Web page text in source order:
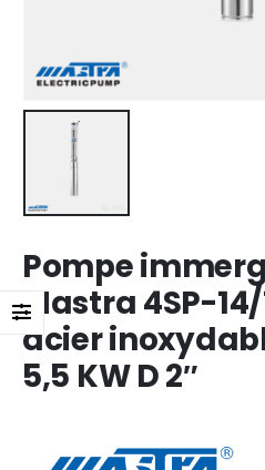
Pompe
Mastra 4SP-14/
acier
5,5 KW D 2″